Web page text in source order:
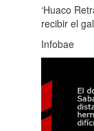
‘Huaco
recibir el
Infobae